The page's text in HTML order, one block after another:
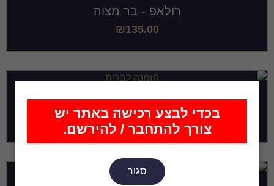
בכדי לבצע רכישה באתר יש
צורך להתחבר / להירשם.
סגור
רולאפ - בר מצוה
₪135.00
הזמנה לברית
₪60.00